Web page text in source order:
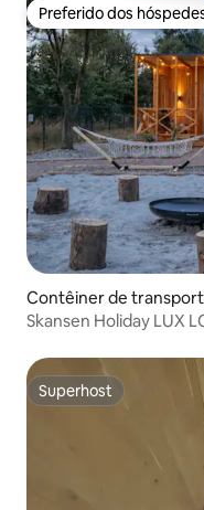
Preferido dos
Preferido dos
Contêiner de
Skansen Holiday LUX
Superhost
Superhost